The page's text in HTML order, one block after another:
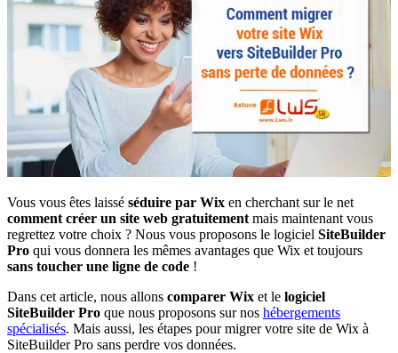
Vous vous êtes laissé séduire par Wix en cherchant sur le net
comment créer un site web gratuitement mais maintenant vous
regrettez votre choix ? Nous vous proposons le logiciel SiteBuilder
Pro qui vous donnera les mêmes avantages que Wix et toujours
sans toucher une ligne de code !
Dans cet article, nous allons comparer Wix et le logiciel
SiteBuilder Pro que nous proposons sur nos hébergements
spécialisés. Mais aussi, les étapes pour migrer votre site de Wix à
SiteBuilder Pro sans perdre vos données.